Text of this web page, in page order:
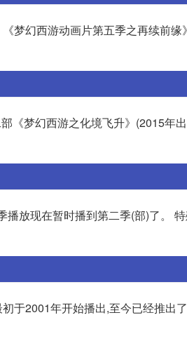
梦幻西游动画片第五季之再续前缘
《梦幻西游之化境飞升》(2015年
放现在暂时播到第二季(部)了。
于2001年开始播出,至今已经推出